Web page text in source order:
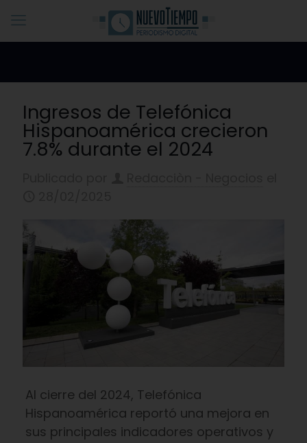
Ingresos de Telefónica
Hispanoamérica crecieron
7.8% durante el 2024
Al cierre del 2024, Telefónica
Hispanoamérica reportó una mejora en
sus principales indicadores operativos y